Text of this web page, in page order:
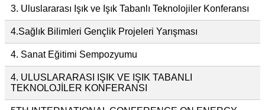
3. Uluslararası Işık ve Işık Tabanlı Teknolojiler Konferansı
4.Sağlık Bilimleri Gençlik Projeleri Yarışması
4. Sanat Eğitimi Sempozyumu
4. ULUSLARARASI IŞIK VE IŞIK TABANLI
TEKNOLOJİLER KONFERANSI